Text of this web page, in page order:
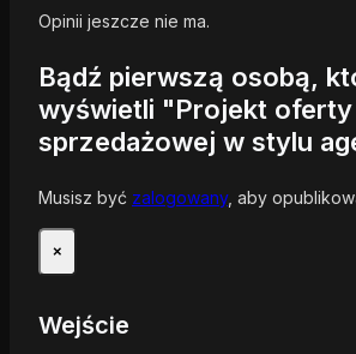
Opinii jeszcze nie ma.
Bądź pierwszą osobą,
wyświetli "Projekt oferty
sprzedażowej w stylu
Musisz być zalogowany, aby
×
Wejście